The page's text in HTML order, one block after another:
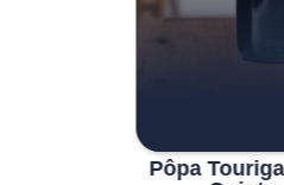
Pôpa